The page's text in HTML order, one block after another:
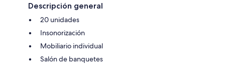
Descripción general
20 unidades
Insonorización
Mobiliario individual
Salón de banquetes